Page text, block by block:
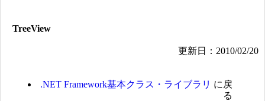
TreeView
更新日：2010/02/20
.NET Framework基本クラス・ライブラリ に戻
る